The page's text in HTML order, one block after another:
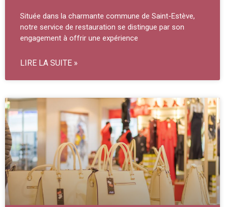
Située dans la charmante commune de Saint-Estève,
notre service de restauration se distingue par son
engagement à offrir une expérience
LIRE LA SUITE »